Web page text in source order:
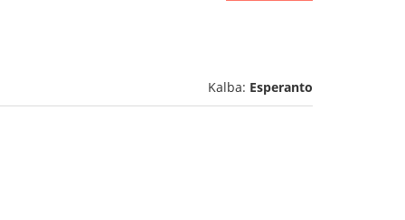
Kalba: Esperanto